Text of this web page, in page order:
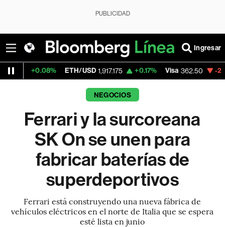
PUBLICIDAD
Ingresar
ETH/USD 1,917.175 +0.17% Visa 362.50 -2.15%
NEGOCIOS
Ferrari y la surcoreana
SK On se unen para
fabricar baterías de
superdeportivos
Ferrari está construyendo una nueva fábrica de
vehículos eléctricos en el norte de Italia que se espera
esté lista en junio